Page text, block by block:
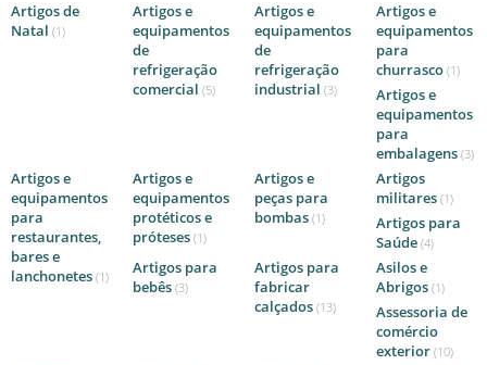
Artigos de
Natal (1)
Artigos e
equipamentos
de
refrigeração
comercial (5)
Artigos e
equipamentos
de
refrigeração
industrial (3)
Artigos e
equipamentos
para
churrasco (1)
Artigos e
equipamentos
para
embalagens (3)
Artigos e
equipamentos
para
restaurantes,
bares e
lanchonetes (1)
Artigos e
equipamentos
protéticos e
próteses (1)
Artigos e
peças para
bombas (1)
Artigos
militares (1)
Artigos para
Saúde (4)
Artigos para
bebês (3)
Artigos para
fabricar
calçados (13)
Asilos e
Abrigos (1)
Assessoria de
comércio
exterior (10)